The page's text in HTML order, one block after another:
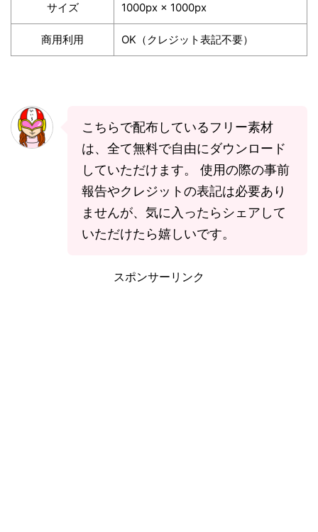
サイズ 1000px × 1000px
商用利用 OK（クレジット表記不要）
こちらで配布しているフリー素材
は、全て無料で自由にダウンロード
していただけます。 使用の際の事前
報告やクレジットの表記は必要あり
ませんが、気に入ったらシェアして
いただけたら嬉しいです。
スポンサーリンク